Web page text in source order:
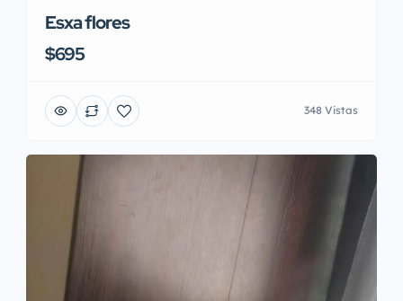
Esxa flores
$695
348 Vistas